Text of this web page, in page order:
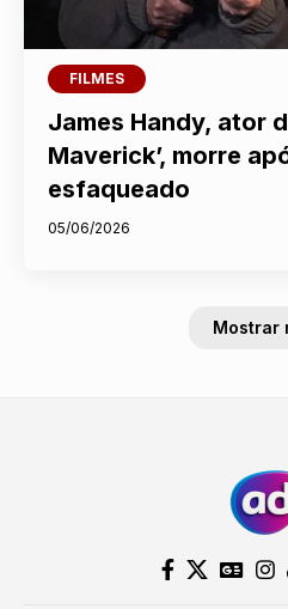
FILMES
James Handy, ator
Maverick’, morre
esfaqueado
05/06/2026
Mostrar